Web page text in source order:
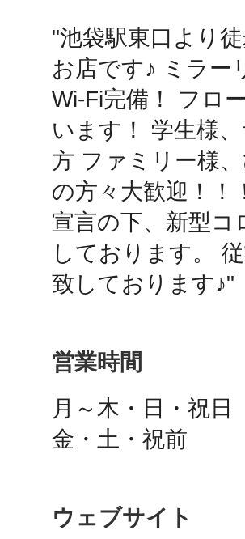
"池袋駅東口より
お店です♪ ミラー
Wi‐Fi完備！ フロ
います！ 学生様
方 ファミリー様
の方々大歓迎！！
宣言の下、新型コ
しております。
致しております♪"
営業時間
月～木・日・祝
ウェブサイト